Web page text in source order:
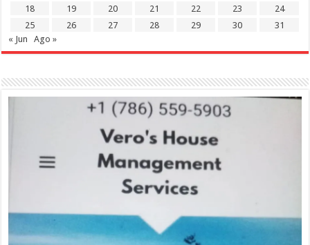
18 19 20 21 22 23
24
25
26 27 28 29 30
31
« Jun
Ago »